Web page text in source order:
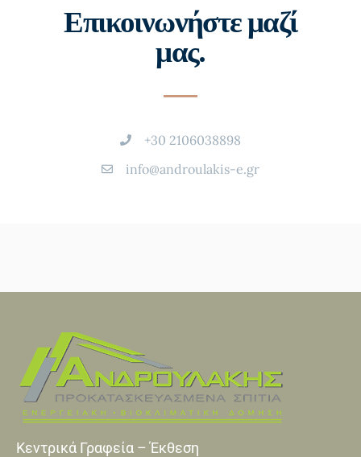
Επικοινωνήστε μαζί
μας.
+30 2106038898
info@androulakis-e.gr
Κεντρικά Γραφεία – Έκθεση